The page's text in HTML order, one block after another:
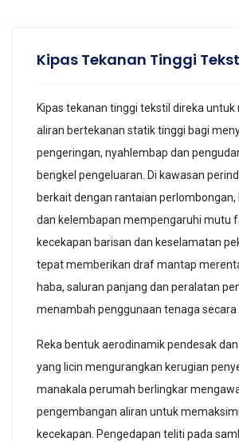
Kipas Tekanan Tinggi
Kipas tekanan tinggi tekstil direka
aliran bertekanan statik tinggi bagi
pengeringan, nyahlembap dan
bengkel pengeluaran. Di kawasan
berkait dengan rantaian perlombongan,
dan kelembapan mempengaruhi mutu
kecekapan barisan dan keselamatan
tepat memberikan draf mantap
haba, saluran panjang dan peralatan
menambah penggunaan tenaga secara
Reka bentuk aerodinamik pendesak
yang licin mengurangkan kerugian
manakala perumah berlingkar
pengembangan aliran untuk
kecekapan. Pengedapan teliti pada